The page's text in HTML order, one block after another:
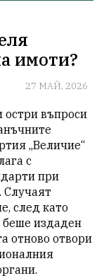
имоти?
27 МАЙ, 2026
въпроси
„Величие“
с
при
Случаят
след като
беше издаден
отново отвори